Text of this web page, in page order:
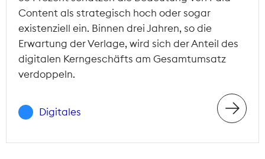
Content als strategisch hoch oder sogar
existenziell ein. Binnen drei Jahren, so die
Erwartung der Verlage, wird sich der Anteil des
digitalen Kerngeschäfts am Gesamtumsatz
verdoppeln.
Digitales